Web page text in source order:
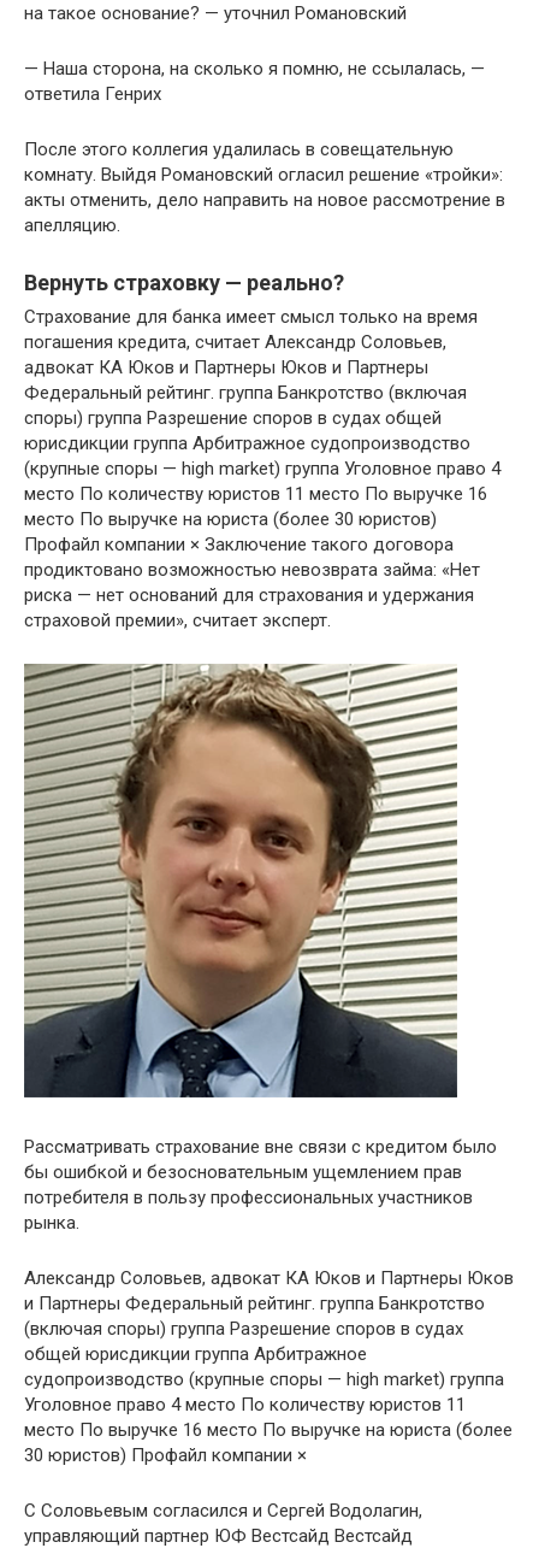
на такое основание? — уточнил Романовский
— Наша сторона, на сколько я помню, не ссылалась, —
ответила Генрих
После этого коллегия удалилась в совещательную
комнату. Выйдя Романовский огласил решение «тройки»:
акты отменить, дело направить на новое рассмотрение в
апелляцию.
Вернуть страховку — реально?
Страхование для банка имеет смысл только на время
погашения кредита, считает Александр Соловьев,
адвокат КА Юков и Партнеры Юков и Партнеры
Федеральный рейтинг. группа Банкротство (включая
споры) группа Разрешение споров в судах общей
юрисдикции группа Арбитражное судопроизводство
(крупные споры — high market) группа Уголовное право 4
место По количеству юристов 11 место По выручке 16
место По выручке на юриста (более 30 юристов)
Профайл компании × Заключение такого договора
продиктовано возможностью невозврата займа: «Нет
риска — нет оснований для страхования и удержания
страховой премии», считает эксперт.
Рассматривать страхование вне связи с кредитом было
бы ошибкой и безосновательным ущемлением прав
потребителя в пользу профессиональных участников
рынка.
Александр Соловьев, адвокат КА Юков и Партнеры Юков
и Партнеры Федеральный рейтинг. группа Банкротство
(включая споры) группа Разрешение споров в судах
общей юрисдикции группа Арбитражное
судопроизводство (крупные споры — high market) группа
Уголовное право 4 место По количеству юристов 11
место По выручке 16 место По выручке на юриста (более
30 юристов) Профайл компании ×
С Соловьевым согласился и Сергей Водолагин,
управляющий партнер ЮФ Вестсайд Вестсайд